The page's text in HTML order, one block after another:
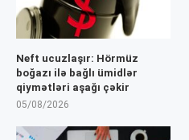
Neft ucuzlaşır: Hörmüz
boğazı ilə bağlı ümidlər
qiymətləri aşağı çəkir
05/08/2026